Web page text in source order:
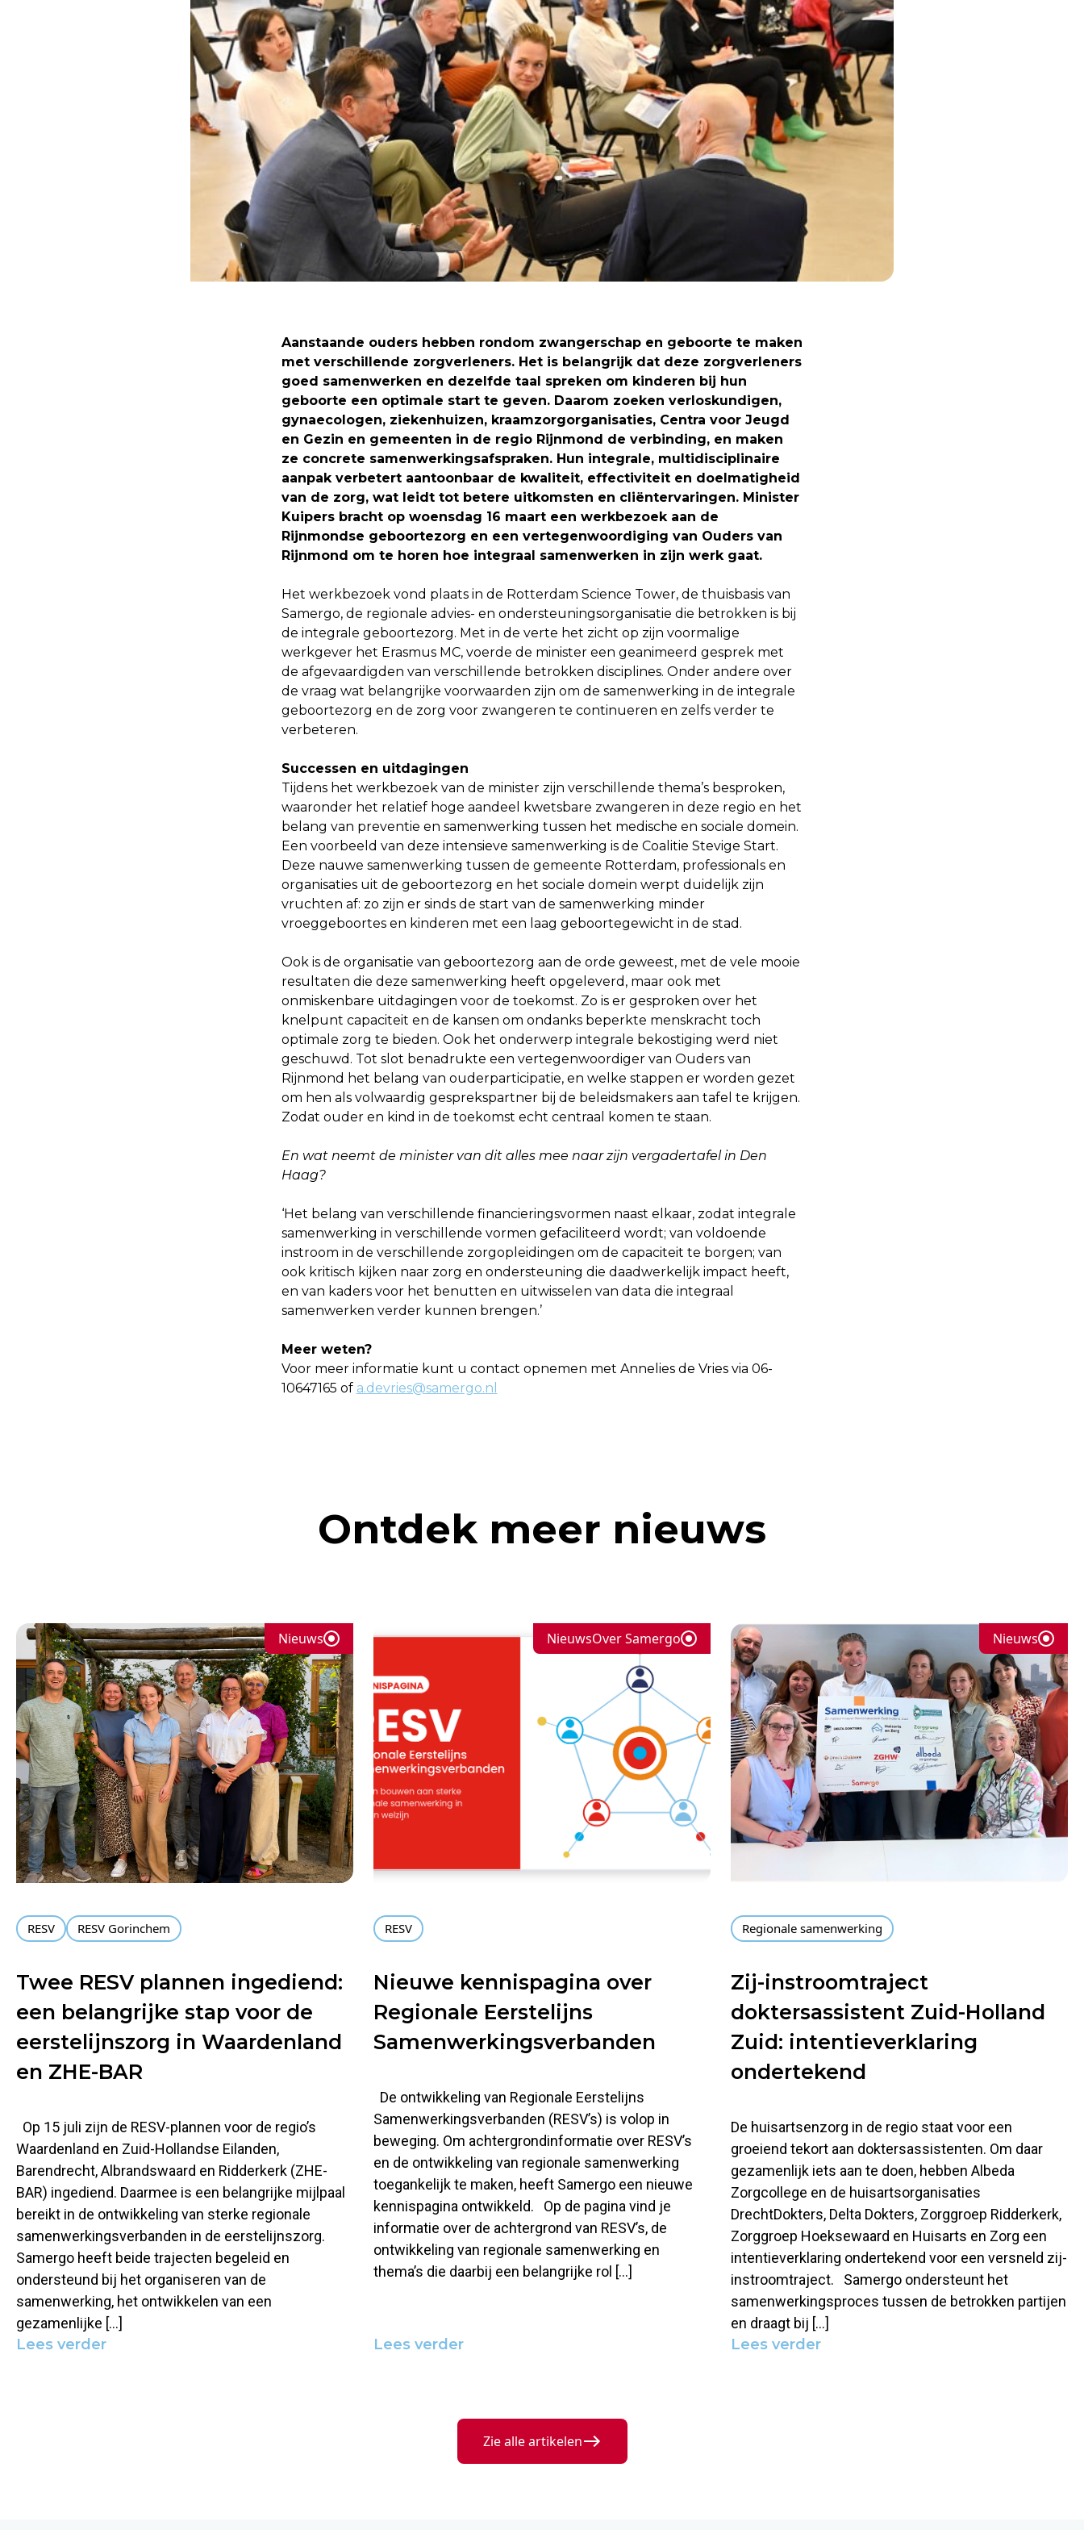
Aanstaande ouders hebben rondom zwangerschap en geboorte te maken
met verschillende zorgverleners. Het is belangrijk dat deze zorgverleners
goed samenwerken en dezelfde taal spreken om kinderen bij hun
geboorte een optimale start te geven. Daarom zoeken verloskundigen,
gynaecologen, ziekenhuizen, kraamzorgorganisaties, Centra voor Jeugd
en Gezin en gemeenten in de regio Rijnmond de verbinding, en maken
ze concrete samenwerkingsafspraken. Hun integrale, multidisciplinaire
aanpak verbetert aantoonbaar de kwaliteit, effectiviteit en doelmatigheid
van de zorg, wat leidt tot betere uitkomsten en cliëntervaringen. Minister
Kuipers bracht op woensdag 16 maart een werkbezoek aan de
Rijnmondse geboortezorg en een vertegenwoordiging van Ouders van
Rijnmond om te horen hoe integraal samenwerken in zijn werk gaat.
Het werkbezoek vond plaats in de Rotterdam Science Tower, de thuisbasis van
Samergo, de regionale advies- en ondersteuningsorganisatie die betrokken is bij
de integrale geboortezorg. Met in de verte het zicht op zijn voormalige
werkgever het Erasmus MC, voerde de minister een geanimeerd gesprek met
de afgevaardigden van verschillende betrokken disciplines. Onder andere over
de vraag wat belangrijke voorwaarden zijn om de samenwerking in de integrale
geboortezorg en de zorg voor zwangeren te continueren en zelfs verder te
verbeteren.
Successen en uitdagingen
Tijdens het werkbezoek van de minister zijn verschillende thema’s besproken,
waaronder het relatief hoge aandeel kwetsbare zwangeren in deze regio en het
belang van preventie en samenwerking tussen het medische en sociale domein.
Een voorbeeld van deze intensieve samenwerking is de Coalitie Stevige Start.
Deze nauwe samenwerking tussen de gemeente Rotterdam, professionals en
organisaties uit de geboortezorg en het sociale domein werpt duidelijk zijn
vruchten af: zo zijn er sinds de start van de samenwerking minder
vroeggeboortes en kinderen met een laag geboortegewicht in de stad.
Ook is de organisatie van geboortezorg aan de orde geweest, met de vele mooie
resultaten die deze samenwerking heeft opgeleverd, maar ook met
onmiskenbare uitdagingen voor de toekomst. Zo is er gesproken over het
knelpunt capaciteit en de kansen om ondanks beperkte menskracht toch
optimale zorg te bieden. Ook het onderwerp integrale bekostiging werd niet
geschuwd. Tot slot benadrukte een vertegenwoordiger van Ouders van
Rijnmond het belang van ouderparticipatie, en welke stappen er worden gezet
om hen als volwaardig gesprekspartner bij de beleidsmakers aan tafel te krijgen.
Zodat ouder en kind in de toekomst echt centraal komen te staan.
En wat neemt de minister van dit alles mee naar zijn vergadertafel in Den
Haag?
‘Het belang van verschillende financieringsvormen naast elkaar, zodat integrale
samenwerking in verschillende vormen gefaciliteerd wordt; van voldoende
instroom in de verschillende zorgopleidingen om de capaciteit te borgen; van
ook kritisch kijken naar zorg en ondersteuning die daadwerkelijk impact heeft,
en van kaders voor het benutten en uitwisselen van data die integraal
samenwerken verder kunnen brengen.’
Meer weten?
Voor meer informatie kunt u contact opnemen met Annelies de Vries via 06-
10647165 of a.devries@samergo.nl
Ontdek meer nieuws
Nieuws
RESV RESV Gorinchem
Twee RESV plannen ingediend:
een belangrijke stap voor de
eerstelijnszorg in Waardenland
en ZHE-BAR
Op 15 juli zijn de RESV-plannen voor de regio’s
Waardenland en Zuid-Hollandse Eilanden,
Barendrecht, Albrandswaard en Ridderkerk (ZHE-
BAR) ingediend. Daarmee is een belangrijke mijlpaal
bereikt in de ontwikkeling van sterke regionale
samenwerkingsverbanden in de eerstelijnszorg.
Samergo heeft beide trajecten begeleid en
ondersteund bij het organiseren van de
samenwerking, het ontwikkelen van een
gezamenlijke […]
Lees verder
NieuwsOver Samergo
RESV
Nieuwe kennispagina over
Regionale Eerstelijns
Samenwerkingsverbanden
De ontwikkeling van Regionale Eerstelijns
Samenwerkingsverbanden (RESV’s) is volop in
beweging. Om achtergrondinformatie over RESV’s
en de ontwikkeling van regionale samenwerking
toegankelijk te maken, heeft Samergo een nieuwe
kennispagina ontwikkeld. Op de pagina vind je
informatie over de achtergrond van RESV’s, de
ontwikkeling van regionale samenwerking en
thema’s die daarbij een belangrijke rol […]
Lees verder
Nieuws
Regionale samenwerking
Zij-instroomtraject
doktersassistent Zuid-Holland
Zuid: intentieverklaring
ondertekend
De huisartsenzorg in de regio staat voor een
groeiend tekort aan doktersassistenten. Om daar
gezamenlijk iets aan te doen, hebben Albeda
Zorgcollege en de huisartsorganisaties
DrechtDokters, Delta Dokters, Zorggroep Ridderkerk,
Zorggroep Hoeksewaard en Huisarts en Zorg een
intentieverklaring ondertekend voor een versneld zij-
instroomtraject. Samergo ondersteunt het
samenwerkingsproces tussen de betrokken partijen
en draagt bij […]
Lees verder
Zie alle artikelen